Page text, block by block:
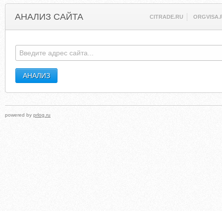
АНАЛИЗ САЙТА CITRADE.RU
powered by prlog.ru